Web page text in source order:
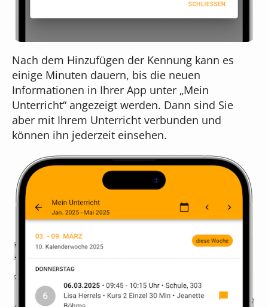
Nach dem Hinzufügen der Kennung kann es
einige Minuten dauern, bis die neuen
Informationen in Ihrer App unter „Mein
Unterricht“ angezeigt werden. Dann sind Sie
aber mit Ihrem Unterricht verbunden und
können ihn jederzeit einsehen.